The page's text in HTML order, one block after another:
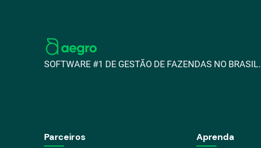
SOFTWARE #1 DE GESTÃO DE FAZENDAS NO BRASIL.
Parceiros Aprenda